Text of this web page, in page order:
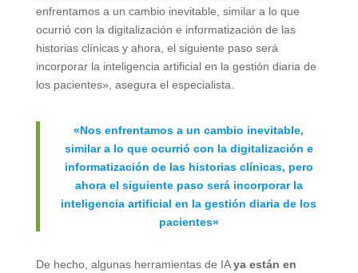
enfrentamos a un cambio inevitable, similar a lo que
ocurrió con la digitalización e informatización de las
historias clínicas y ahora, el siguiente paso será
incorporar la inteligencia artificial en la gestión diaria de
los pacientes», asegura el especialista.
«Nos enfrentamos a un cambio inevitable,
similar a lo que ocurrió con la digitalización e
informatización de las historias clínicas, pero
ahora el siguiente paso será incorporar la
inteligencia artificial en la gestión diaria de los
pacientes»
De hecho, algunas herramientas de IAya están en